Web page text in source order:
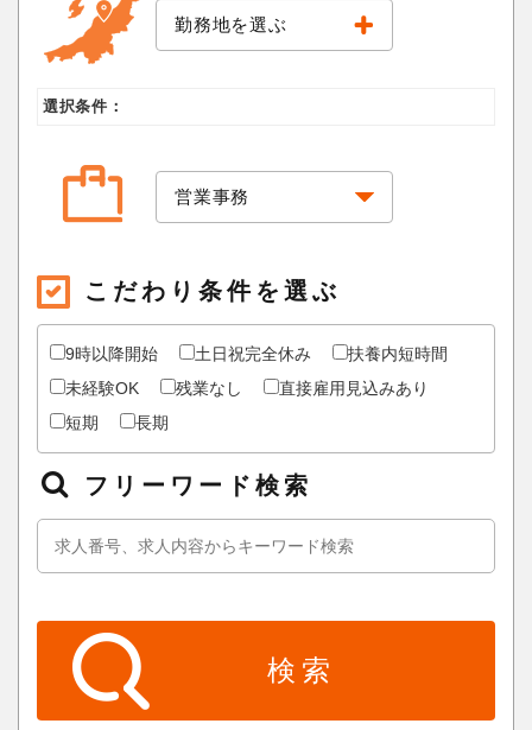
勤務地を選ぶ
選択条件：
こだわり条件を選ぶ
9時以降開始 土日祝完全休み
扶養内短時間
未経験OK
残業なし
直接雇用見込みあり
短期
長期
フリーワード検索